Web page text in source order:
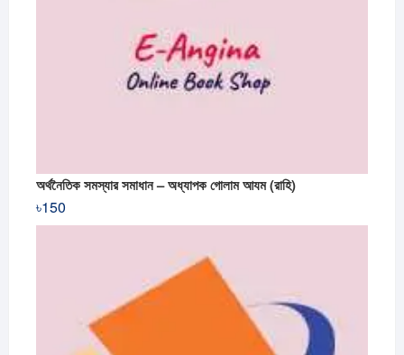
অর্থনৈতিক সমস্যার সমাধান – অধ্যাপক গোলাম আযম (রাহি)
৳150